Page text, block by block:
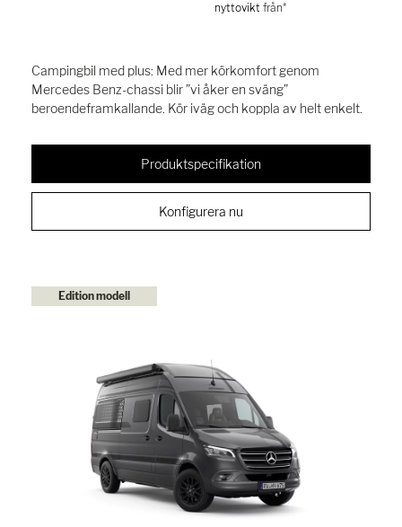
nyttovikt från*
Campingbil med plus: Med mer körkomfort genom
Mercedes Benz-chassi blir ”vi åker en sväng”
beroendeframkallande. Kör iväg och koppla av helt enkelt.
Produktspecifikation
Konfigurera nu
Edition modell